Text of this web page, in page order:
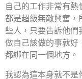
自己的工作非常有熱
都是超級無敵興奮，
些人，只要告訴他們
做自己該做的事就好
都綁在同一個地方。
我認為這本身就不是